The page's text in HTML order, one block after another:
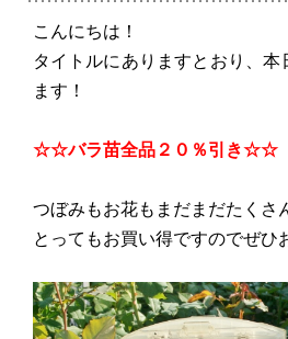
こんにちは！
タイトルにありますとおり、
ます！
☆☆バラ苗全品２０％引き☆☆
つぼみもお花もまだまだたくさ
とってもお買い得ですのでぜひ